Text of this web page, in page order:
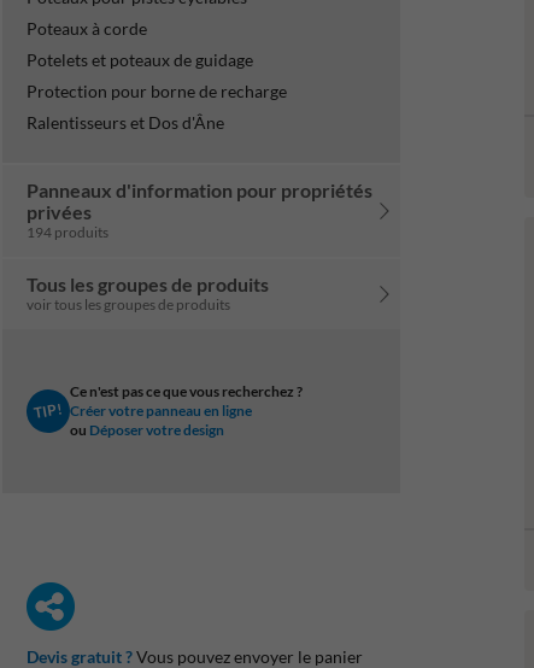
Poteaux à corde
Potelets et poteaux de guidage
Protection pour borne de recharge
Ralentisseurs et Dos d'Âne
Panneaux d'information pour propriétés
privées
194 produits
Tous les groupes de produits
voir tous les groupes de produits
TIP!
Ce n'est pas ce que vous recherchez ?
Créer votre panneau en ligne
ou Déposer votre design
Devis gratuit ?Vous pouvez envoyer le panier